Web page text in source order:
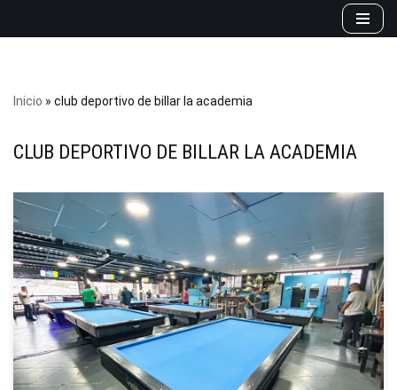
Inicio » club deportivo de billar la academia
CLUB DEPORTIVO DE BILLAR LA ACADEMIA